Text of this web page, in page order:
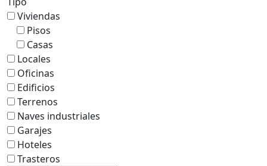
Viviendas
Pisos
Casas
Locales
Oficinas
Edificios
Terrenos
Naves industriales
Garajes
Hoteles
Trasteros